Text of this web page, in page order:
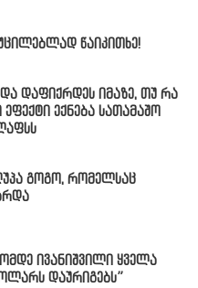
წაიკითხე!
დაფიქრდეს იმაზე, თუ რა
ექნება სათამაშო
გოგო, რომელსაც
ივანიშვილი ყველა
დაურიგებს”